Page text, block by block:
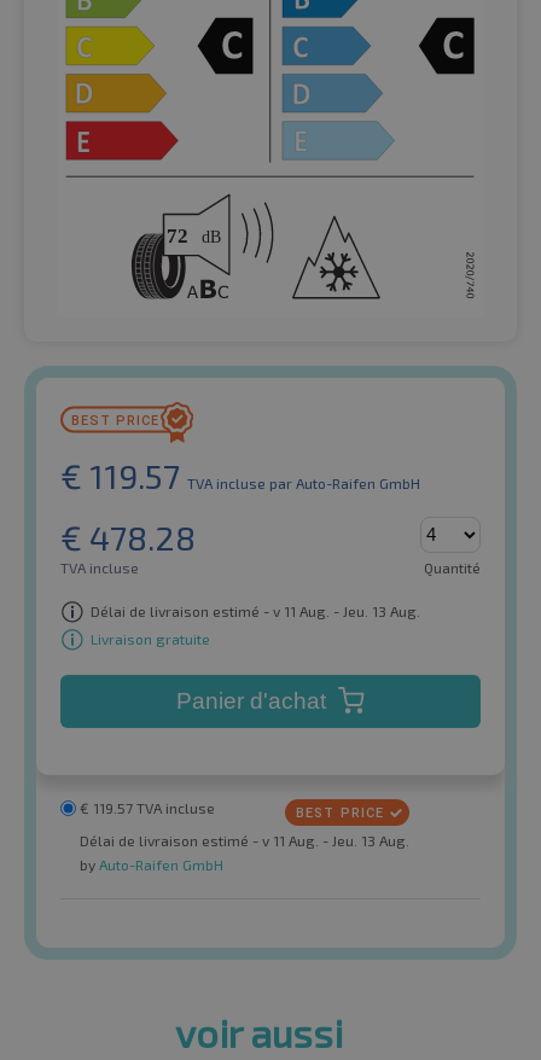
€ 119.57 TVA incluse par Auto-Raifen GmbH
€ 478.28
TVA incluse Quantité
Délai de livraison estimé - v 11 Aug. - Jeu. 13 Aug.
Livraison gratuite
Panier d'achat
€ 119.57 TVA incluse
Délai de livraison estimé - v 11 Aug. - Jeu. 13 Aug.
by Auto-Raifen GmbH
voir aussi